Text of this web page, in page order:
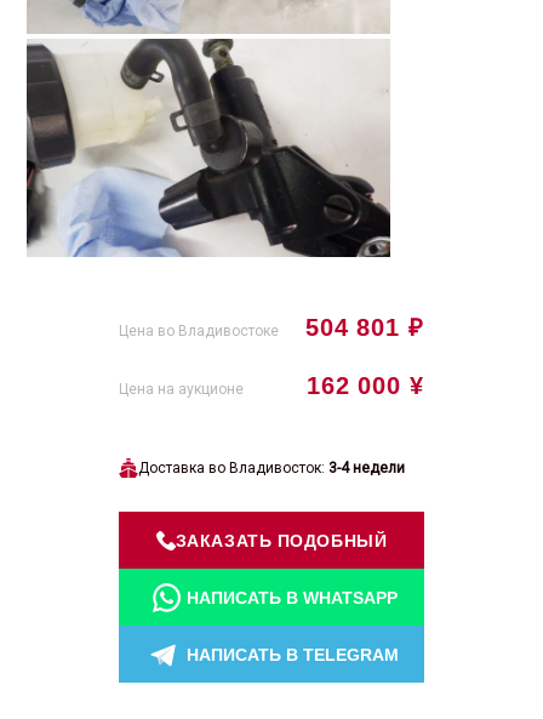
504 801 ₽
Цена во Владивостоке
162 000 ¥
Цена на аукционе
Доставка во Владивосток: 3-4 недели
ЗАКАЗАТЬ ПОДОБНЫЙ
НАПИСАТЬ В WHATSAPP
НАПИСАТЬ В TELEGRAM